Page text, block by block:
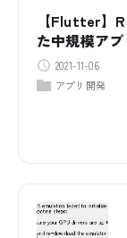
【Flutter】
た中規模アプ
2021-11-06
アプリ開発